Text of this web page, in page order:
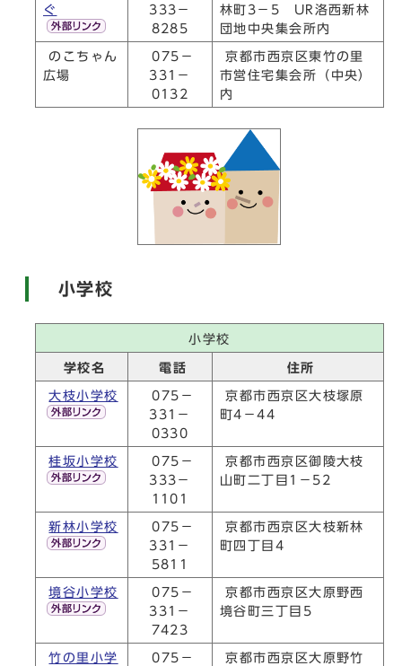
ぐ
333－
8285
林町3－5 UR洛西新林
団地中央集会所内
のこちゃん
広場
075－
331－
0132
京都市西京区東竹の里
市営住宅集会所（中央）
内
小学校
小学校
学校名 電話 住所
大枝小学校
075－
331－
0330
京都市西京区大枝塚原
町4－44
桂坂小学校
075－
333－
1101
京都市西京区御陵大枝
山町二丁目1－52
新林小学校
075－
331－
5811
京都市西京区大枝新林
町四丁目4
境谷小学校
075－
331－
7423
京都市西京区大原野西
境谷町三丁目5
竹の里小学
075－
京都市西京区大原野竹